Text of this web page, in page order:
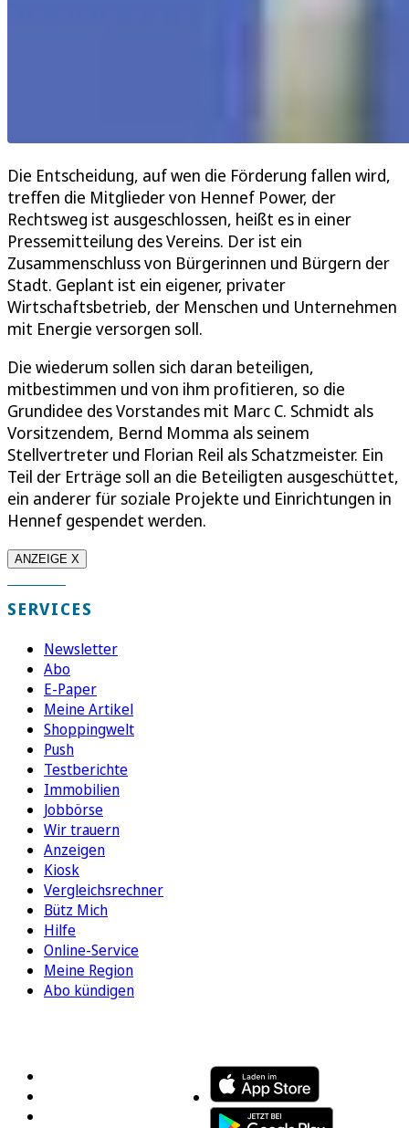
Die Entscheidung, auf wen die Förderung fallen wird,
treffen die Mitglieder von Hennef Power, der
Rechtsweg ist ausgeschlossen, heißt es in einer
Pressemitteilung des Vereins. Der ist ein
Zusammenschluss von Bürgerinnen und Bürgern der
Stadt. Geplant ist ein eigener, privater
Wirtschaftsbetrieb, der Menschen und Unternehmen
mit Energie versorgen soll.
Die wiederum sollen sich daran beteiligen,
mitbestimmen und von ihm profitieren, so die
Grundidee des Vorstandes mit Marc C. Schmidt als
Vorsitzendem, Bernd Momma als seinem
Stellvertreter und Florian Reil als Schatzmeister. Ein
Teil der Erträge soll an die Beteiligten ausgeschüttet,
ein anderer für soziale Projekte und Einrichtungen in
Hennef gespendet werden.
ANZEIGE X
SERVICES
Newsletter
Abo
E-Paper
Meine Artikel
Shoppingwelt
Push
Testberichte
Immobilien
Jobbörse
Wir trauern
Anzeigen
Kiosk
Vergleichsrechner
Bütz Mich
Hilfe
Online-Service
Meine Region
Abo kündigen